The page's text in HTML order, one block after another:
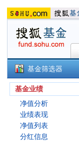
基金筛选器
基金业绩
净值分析
业绩表现
净值列表
分红信息